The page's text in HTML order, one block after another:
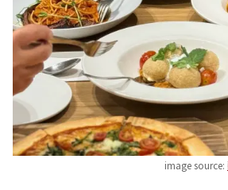
image source: